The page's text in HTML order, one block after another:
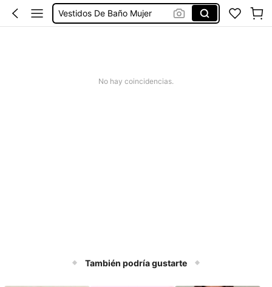
Vestidos De Baño Mujer
No hay coincidencias.
También podría gustarte